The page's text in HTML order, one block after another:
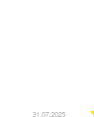
31.07.2025